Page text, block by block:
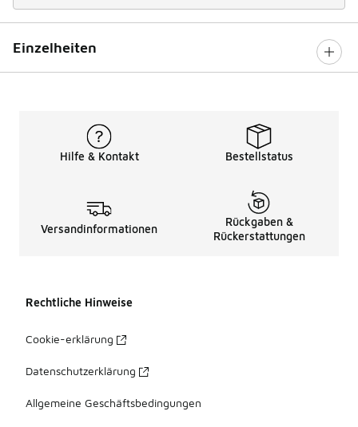
Einzelheiten
Hilfe & Kontakt Bestellstatus
Versandinformationen
Rückgaben &
Rückerstattungen
Rechtliche Hinweise
Cookie-erklärung
Datenschutzerklärung
Allgemeine Geschäftsbedingungen